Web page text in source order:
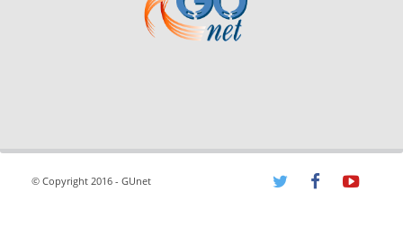
© Copyright 2016 - GUnet